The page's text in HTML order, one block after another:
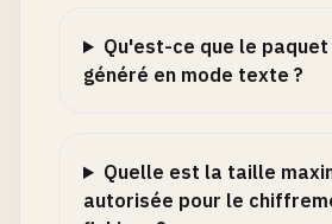
Qu'est-ce que le paquet
généré en mode texte ?
Quelle est la taille
autorisée pour le